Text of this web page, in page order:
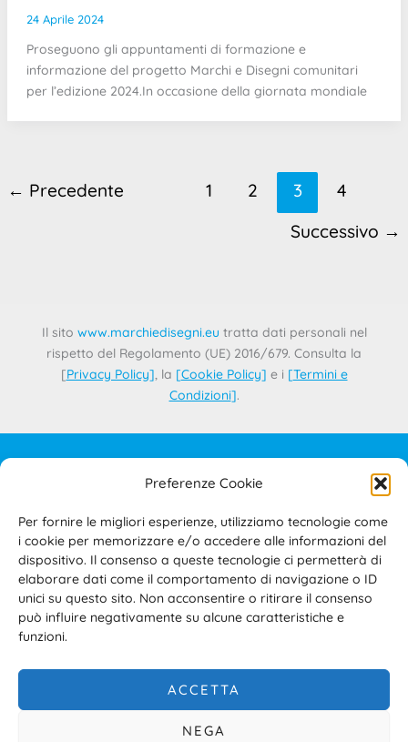
Preferenze Cookie
Per fornire le migliori esperienze, utilizziamo tecnologie come
i cookie per memorizzare e/o accedere alle informazioni del
dispositivo. Il consenso a queste tecnologie ci permetterà di
elaborare dati come il comportamento di navigazione o ID
unici su questo sito. Non acconsentire o ritirare il consenso
può influire negativamente su alcune caratteristiche e
funzioni.
ACCETTA
NEGA
24 Aprile 2024
Proseguono gli appuntamenti di formazione e
informazione del progetto Marchi e Disegni comunitari
per l’edizione 2024.In occasione della giornata mondiale
← Precedente 1 2 3
4
Successivo →
Il sito www.marchiedisegni.eu tratta dati personali nel
rispetto del Regolamento (UE) 2016/679. Consulta la
[Privacy Policy], la [Cookie Policy] e i [Termini e
Condizioni].
IL PROGETTO
PRIVACY POLICY
COOKIE POLICY
TERMINI E CONDIZIONI D’USO DEL SITO E DELL’AREA
RISERVATA
ACCESSIBILITÀ